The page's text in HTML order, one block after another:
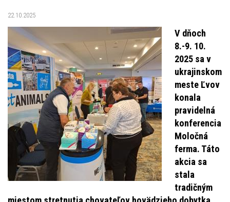
22.10.2025
V dňoch
8.-9. 10.
2025 sa v
ukrajinskom
meste Ľvov
konala
pravidelná
konferencia
Moločná
ferma. Táto
akcia sa
stala
tradičným